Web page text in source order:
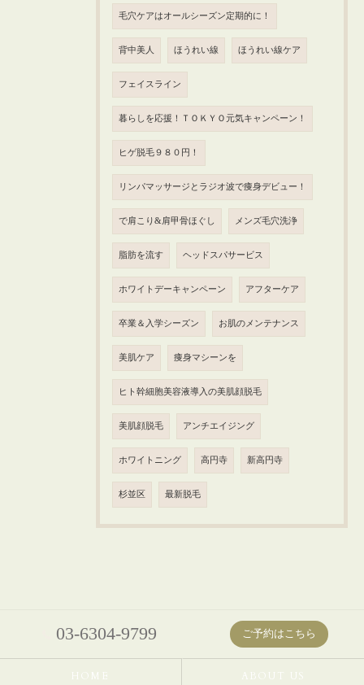
毛穴ケアはオールシーズン定期的に！
背中美人 ほうれい線 ほうれい線ケア
フェイスライン
暮らしを応援！ＴＯＫＹＯ元気キャンペーン！
ヒゲ脱毛９８０円！
リンパマッサージとラジオ波で痩身デビュー！
で肩こり&肩甲骨ほぐし メンズ毛穴洗浄
脂肪を流す ヘッドスパサービス
ホワイトデーキャンペーン アフターケア
卒業＆入学シーズン お肌のメンテナンス
美肌ケア 痩身マシーンを
ヒト幹細胞美容液導入の美肌顔脱毛
美肌顔脱毛 アンチエイジング
ホワイトニング 高円寺 新高円寺
杉並区 最新脱毛
03-6304-9799 ご予約はこちら
HOME ABOUT US